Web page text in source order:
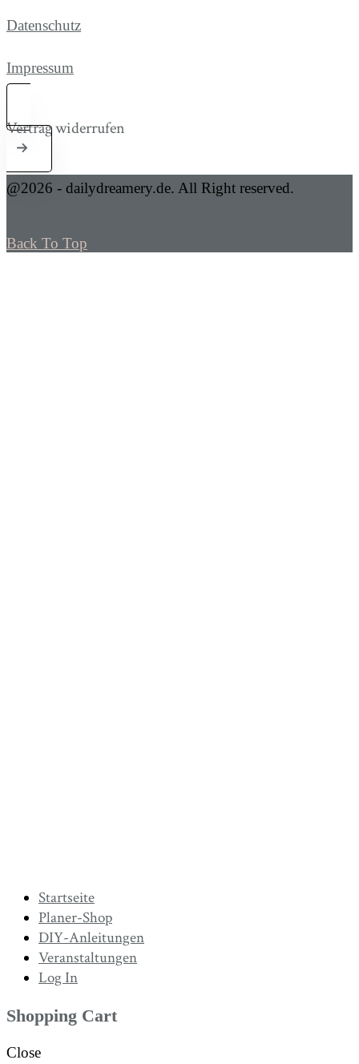
Datenschutz
Impressum
Vertrag widerrufen
@2026 - dailydreamery.de. All Right reserved.
Back To Top
Startseite
Planer-Shop
DIY-Anleitungen
Veranstaltungen
Log In
Shopping Cart
Close